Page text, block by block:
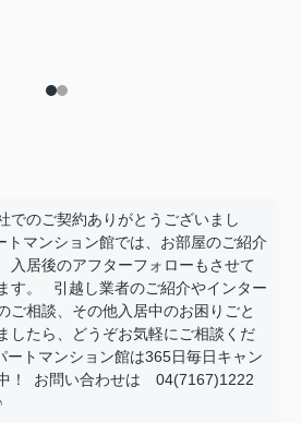
でのご契約ありがとうございまし
マンション館では、お部屋のご紹介
入居後のアフターフォローもさせて
す。 引越し業者のご紹介やインター
ご相談、その他入居中のお困りごと
したら、どうぞお気軽にご相談くだ
トマンション館は365日毎日キャン
！ お問い合わせは 04(7167)1222